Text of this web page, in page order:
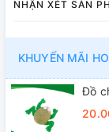
NHẬN XÉT SẢN
KHUYẾN MÃI
Đồ